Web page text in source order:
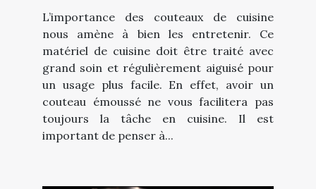
L’importance des couteaux de cuisine
nous amène à bien les entretenir. Ce
matériel de cuisine doit être traité avec
grand soin et régulièrement aiguisé pour
un usage plus facile. En effet, avoir un
couteau émoussé ne vous facilitera pas
toujours la tâche en cuisine. Il est
important de penser à...